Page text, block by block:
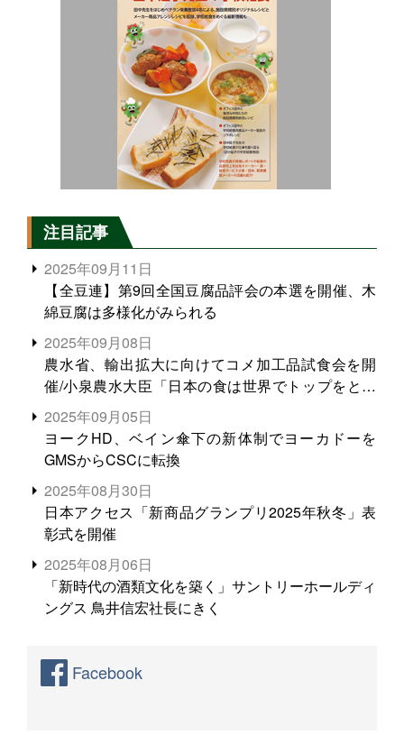
注目記事
2025年09月11日
【全豆連】第9回全国豆腐品評会の本選を開催、木
綿豆腐は多様化がみられる
2025年09月08日
農水省、輸出拡大に向けてコメ加工品試食会を開
催/小泉農水大臣「日本の食は世界でトップをとれ
る。米増産に向けて、米輸出需要の拡大を」
2025年09月05日
ヨークHD、ベイン傘下の新体制でヨーカドーを
GMSからCSCに転換
2025年08月30日
日本アクセス「新商品グランプリ2025年秋冬」表
彰式を開催
2025年08月06日
「新時代の酒類文化を築く」サントリーホールディ
ングス 鳥井信宏社長にきく
Facebook